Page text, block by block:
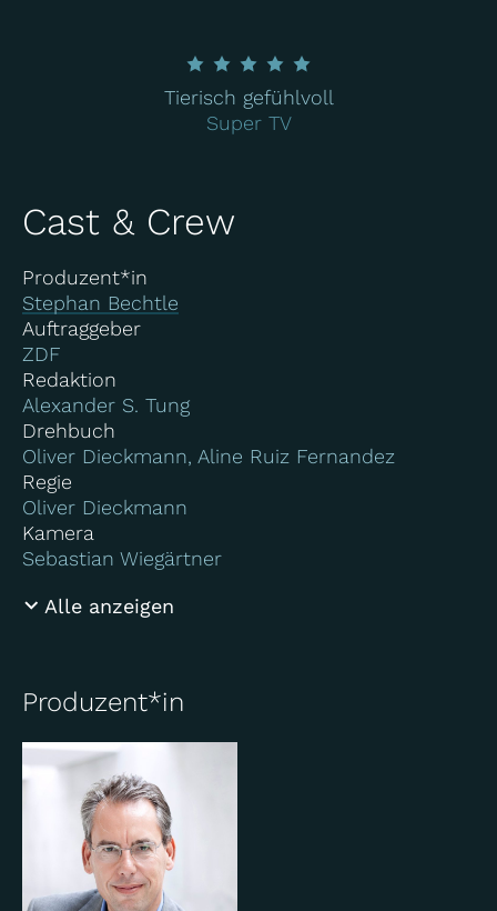
Tierisch gefühlvoll
Super TV
Cast & Crew
Produzent*in
Stephan Bechtle
Auftraggeber
ZDF
Redaktion
Alexander S. Tung
Drehbuch
Oliver Dieckmann, Aline Ruiz Fernandez
Regie
Oliver Dieckmann
Kamera
Sebastian Wiegärtner
Alle anzeigen
Produzent*in